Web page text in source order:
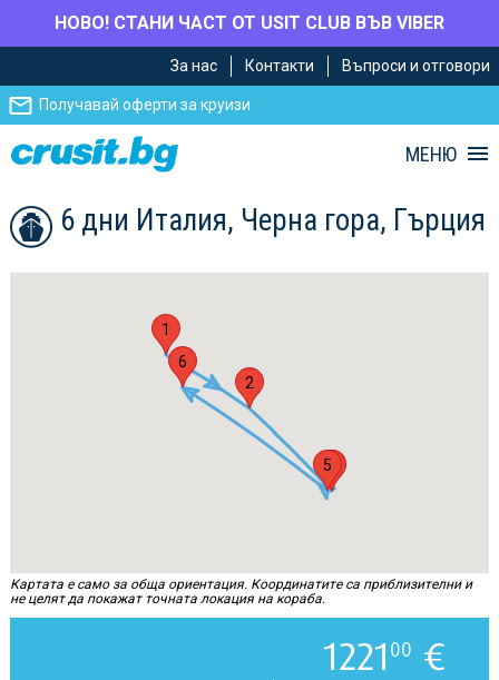
НОВО! СТАНИ ЧАСТ ОТ USIT CLUB ВЪВ VIBER
главното
съдържание
Навигацията
За нас Контакти Въпроси и отговори
Получавай оферти за круизи
МЕНЮ
6 дни Италия, Черна гора, Гърция
1
2
34
5
6
Картата е само за обща ориентация. Координатите са приблизителни и
не целят да покажат точната локация на кораба.
1221 00 €